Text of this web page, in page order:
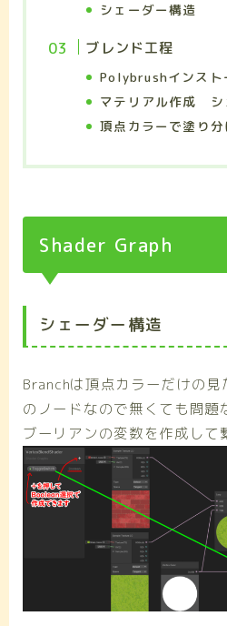
シェーダー構造
ブレンド工程
Polybrushインスト
マテリアル作成 シ
頂点カラーで塗り分
Shader Graph
シェーダー構造
Branchは頂点カラーだけの
のノードなので無くても問題
ブーリアンの変数を作成して